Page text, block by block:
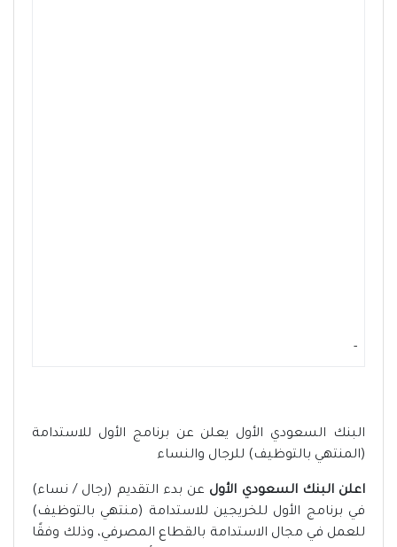
-
البنك السعودي الأول يعلن عن برنامج الأول للاستدامة
(المنتهي بالتوظيف) للرجال والنساء
اعلن البنك السعودي الأول عن بدء التقديم (رجال / نساء)
في برنامج الأول للخريجين للاستدامة (منتهي بالتوظيف)
للعمل في مجال الاستدامة بالقطاع المصرفي، وذلك وفقًا